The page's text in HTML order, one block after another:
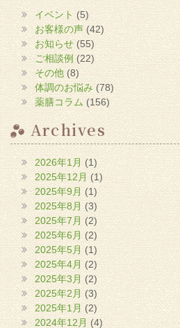
イベント (5)
お客様の声 (42)
お知らせ(55)
ご相談例 (22)
その他(8)
体調のお悩み (78)
薬膳コラム (156)
Archives
2026年1月 (1)
2025年12月(1)
2025年9月 (1)
2025年8月 (3)
2025年7月(2)
2025年6月 (2)
2025年5月 (1)
2025年4月(2)
2025年3月 (2)
2025年2月 (3)
2025年1月 (2)
2024年12月(4)